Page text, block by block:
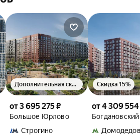
от 3 695 275 ₽
Большое Юрлово
Строгино
Дополнительная скидка 1.5%
от 4 309 554
Скидка 15%